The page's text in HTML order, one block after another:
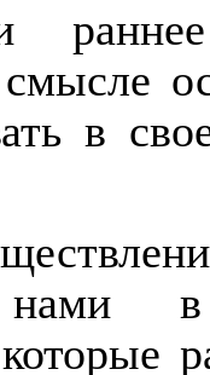
смысле
в
нами